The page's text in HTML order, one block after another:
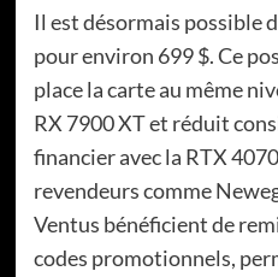
Il est désormais possible
pour environ 699 $. Ce
place la carte au même
RX 7900 XT et réduit
financier avec la RTX
revendeurs comme
Ventus bénéficient de
codes promotionnels,